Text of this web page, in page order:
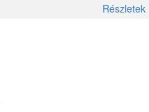
Részletek